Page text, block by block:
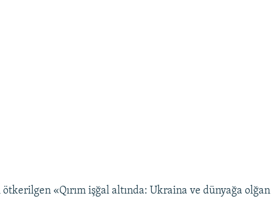
«Qırım işğal altında: Ukraina ve dünyağa olğan